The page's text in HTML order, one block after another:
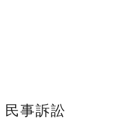
民事訴訟